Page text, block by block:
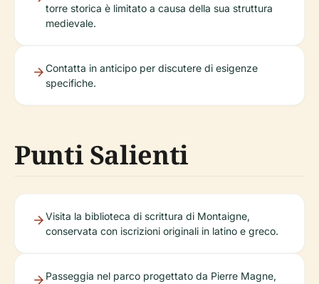
torre storica è limitato a causa della sua struttura
medievale.
Contatta in anticipo per discutere di esigenze
specifiche.
Punti Salienti
Visita la biblioteca di scrittura di Montaigne,
conservata con iscrizioni originali in latino e greco.
Passeggia nel parco progettato da Pierre Magne,